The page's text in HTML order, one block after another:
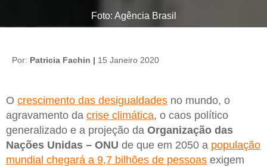
Foto: Agência Brasil
Por: Patricia Fachin | 15 Janeiro 2020
O crescimento das desigualdades no mundo, o
agravamento da crise climática, o caos político
generalizado e a projeção da Organização das
Nações Unidas – ONU de que em 2050 a população
mundial chegará a 9,7 bilhões de pessoas exigem